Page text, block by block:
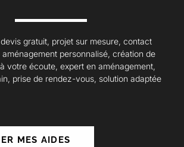
gratuit, projet sur mesure, contact
personnalisé, création de
votre écoute, expert en aménagement,
prise de rendez-vous, solution adaptée
MES AIDES